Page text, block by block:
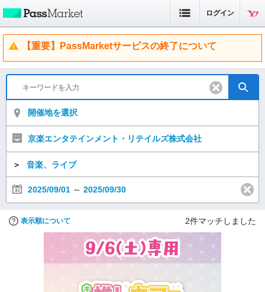
ログイン
【重要】PassMarketサービスの終了について
開催地を選択
京楽エンタテインメント・リテイルズ株式会社
＞ 音楽、ライブ
2025/09/01 ～ 2025/09/30
表示順について 2件マッチしました